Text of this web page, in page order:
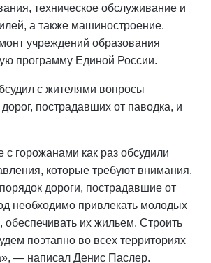
техническое обслуживание и
а также машиностроение.
учреждений образования
программу Единой России.
с жителями вопросы
пострадавших от паводка, и
с горожанами как раз обсудили
которые требуют внимания.
дороги, пострадавшие от
необходимо привлекать молодых
обеспечивать их жильем. Строить
поэтапно во всех территориях
— написал Денис Паслер.